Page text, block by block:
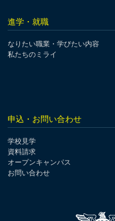
進学・就職
なりたい職業・学びたい内容
私たちのミライ
申込・お問い合わせ
学校見学
資料請求
オープンキャンパス
お問い合わせ